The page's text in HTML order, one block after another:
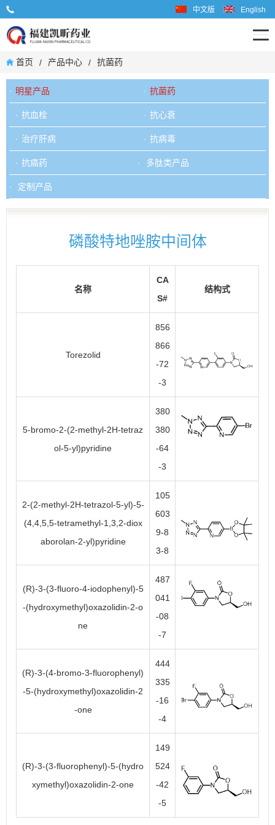
中文版 English
首页 / 产品中心 / 抗菌药
明星产品 抗菌药
抗血栓 抗心衰
治疗肝病 抗病毒
抗癌药 多肽类产品
定制产品
磷酸特地唑胺中间体
名称
CA
S#
结构式
Torezolid
856
866
-72
-3
5-bromo-2-(2-methyl-2H-tetraz
ol-5-yl)pyridine
380
380
-64
-3
2-(2-methyl-2H-tetrazol-5-yl)-5-
(4,4,5,5-tetramethyl-1,3,2-diox
aborolan-2-yl)pyridine
105
603
9-8
3-8
(R)-3-(3-fluoro-4-iodophenyl)-5
-(hydroxymethyl)oxazolidin-2-o
ne
487
041
-08
-7
(R)-3-(4-bromo-3-fluorophenyl)
-5-(hydroxymethyl)oxazolidin-2
-one
444
335
-16
-4
(R)-3-(3-fluorophenyl)-5-(hydro
xymethyl)oxazolidin-2-one
149
524
-42
-5